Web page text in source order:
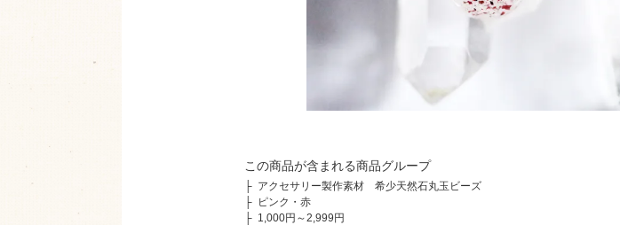
この商品が含まれる商品グループ
├ アクセサリー製作素材 希少天然石丸玉ビーズ
├ ピンク・赤
├ 1,000円～2,999円